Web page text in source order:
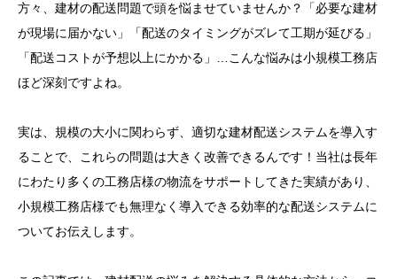
方々、建材の配送問題で頭を悩ませていませんか？「必要な建材
が現場に届かない」「配送のタイミングがズレて工期が延びる」
「配送コストが予想以上にかかる」…こんな悩みは小規模工務店
ほど深刻ですよね。
実は、規模の大小に関わらず、適切な建材配送システムを導入す
ることで、これらの問題は大きく改善できるんです！当社は長年
にわたり多くの工務店様の物流をサポートしてきた実績があり、
小規模工務店様でも無理なく導入できる効率的な配送システムに
ついてお伝えします。